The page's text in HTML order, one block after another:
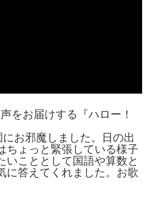
をお届けする『ハロー！
お邪魔しました。日の出
ちょっと緊張している様子
いこととして国語や算数と
に答えてくれました。お歌